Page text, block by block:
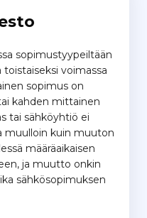
sopimustyypeiltään
toistaiseksi voimassa
sopimus on
kahden mittainen
tai sähköyhtiö ei
muulloin kuin muuton
määräaikaisen
ja muutto onkin
sähkösopimuksen